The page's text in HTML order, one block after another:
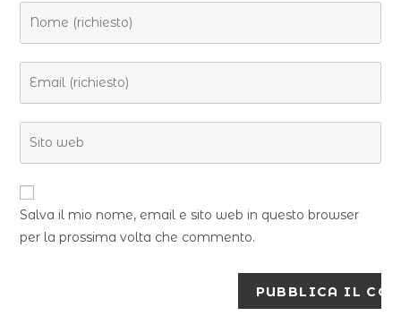
Salva il mio nome, email e sito web in questo browser
per la prossima volta che commento.